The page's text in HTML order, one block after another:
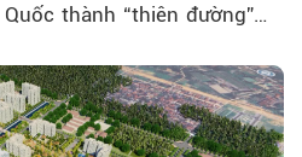
thành “thiên đường”